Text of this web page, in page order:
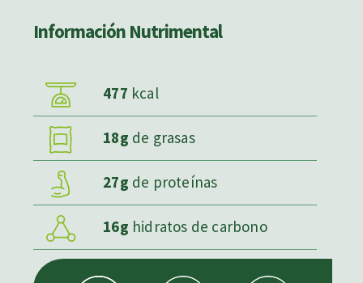
Información Nutrimental
477 kcal
18g de grasas
27g de proteínas
16g hidratos de carbono